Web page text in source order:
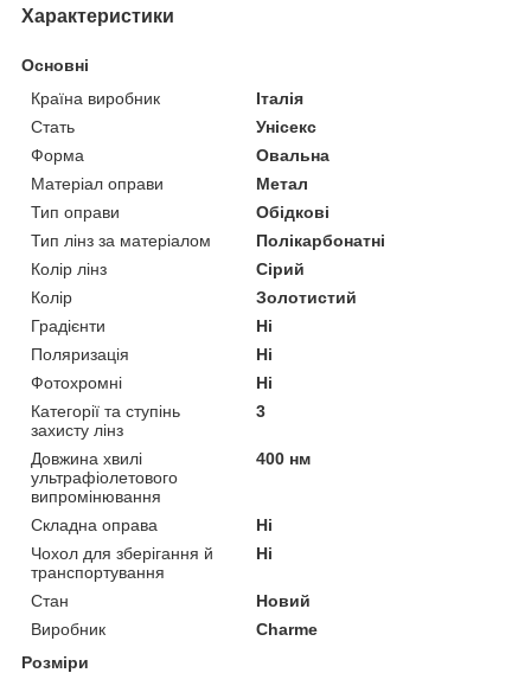
Характеристики
Основні
Країна виробник
Італія
Стать
Унісекс
Форма
Овальна
Матеріал оправи
Метал
Тип оправи
Обідкові
Тип лінз за матеріалом
Полікарбонатні
Колір лінз
Сірий
Колір
Золотистий
Градієнти
Ні
Поляризація
Ні
Фотохромні
Ні
Категорії та ступінь
захисту лінз
3
Довжина хвилі
ультрафіолетового
випромінювання
400 нм
Складна оправа
Ні
Чохол для зберігання й
транспортування
Ні
Стан
Новий
Виробник
Charme
Розміри